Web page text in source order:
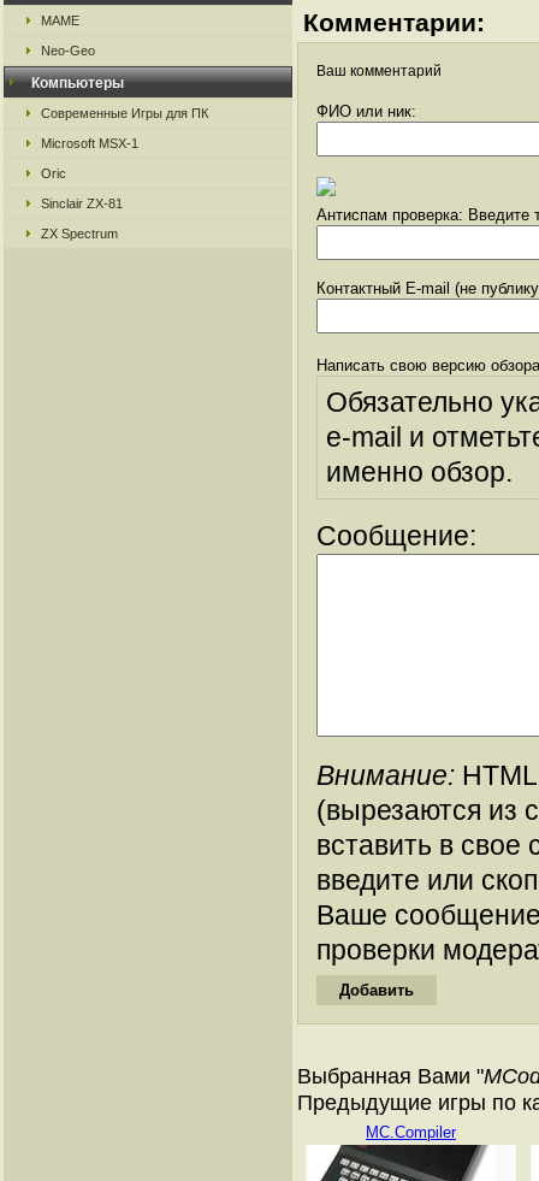
MAME
Neo-Geo
Компьютеры
Современные Игры для ПК
Microsoft MSX-1
Oric
Sinclair ZX-81
ZX Spectrum
Комментарии:
Ваш комментарий
ФИО или ник:
Антиспам проверка: Введите
Контактный E-mail (не
Написать свою версию
Обязательно
e-mail и
именно обзор.
Сообщение:
Внимание:
(вырезаются из
вставить в
введите или
Ваше
проверки
Выбранная Вами "
Предыдущие игры по
MC.Compiler